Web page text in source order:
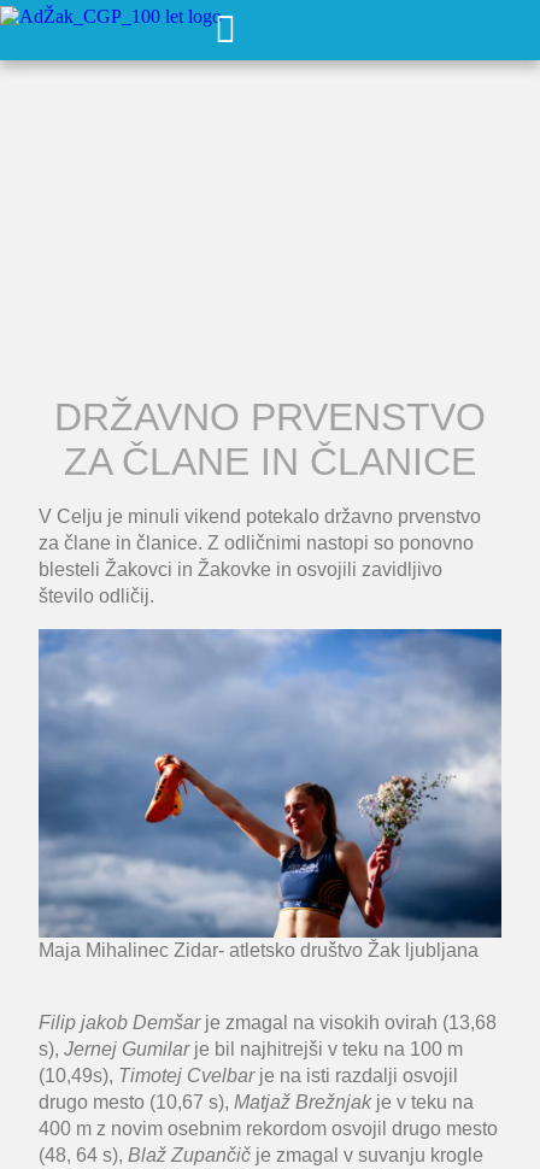
DRŽAVNO PRVENSTVO
ZA ČLANE IN ČLANICE
V Celju je minuli vikend potekalo državno prvenstvo
za člane in članice. Z odličnimi nastopi so ponovno
blesteli Žakovci in Žakovke in osvojili zavidljivo
število odličij.
Maja Mihalinec Zidar- atletsko društvo Žak ljubljana
Filip jakob Demšarje zmagal na visokih ovirah (13,68
s), Jernej Gumilarje bil najhitrejši v teku na 100 m
(10,49s), Timotej Cvelbarje na isti razdalji osvojil
drugo mesto (10,67 s), Matjaž Brežnjakje v teku na
400 m z novim osebnim rekordom osvojil drugo mesto
(48, 64 s), Blaž Zupančič je zmagal v suvanju krogle